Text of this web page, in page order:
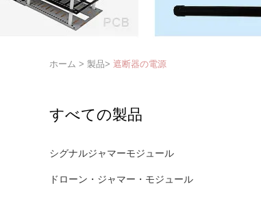
ホーム > 製品> 遮断器の電源
すべての製品
シグナルジャマーモジュール
ドローン・ジャマー・モジュール